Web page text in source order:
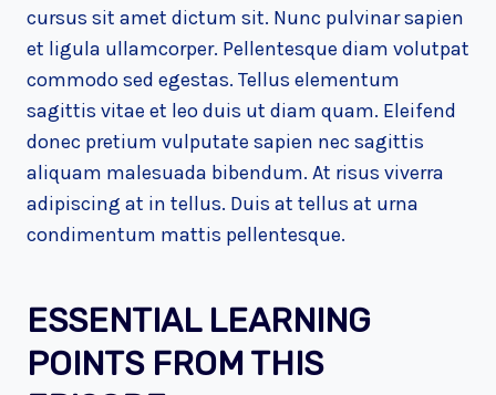
cursus sit amet dictum sit. Nunc pulvinar sapien
et ligula ullamcorper. Pellentesque diam volutpat
commodo sed egestas. Tellus elementum
sagittis vitae et leo duis ut diam quam. Eleifend
donec pretium vulputate sapien nec sagittis
aliquam malesuada bibendum. At risus viverra
adipiscing at in tellus. Duis at tellus at urna
condimentum mattis pellentesque.
ESSENTIAL LEARNING
POINTS FROM THIS